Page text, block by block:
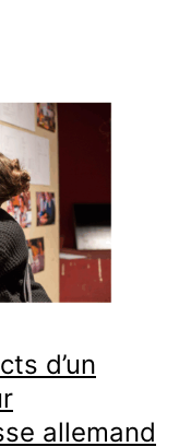
à
rendu]
d’un
allemand